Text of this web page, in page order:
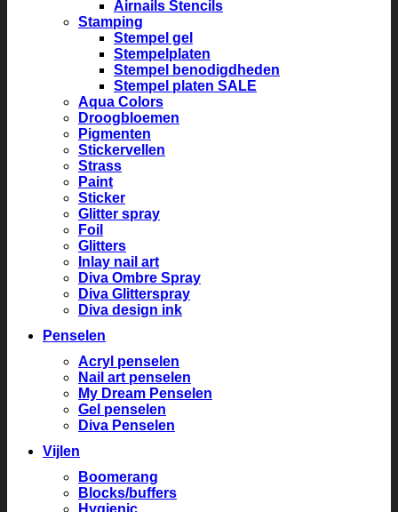
Airnails Stencils
Stamping
Stempel gel
Stempelplaten
Stempel benodigdheden
Stempel platen SALE
Aqua Colors
Droogbloemen
Pigmenten
Stickervellen
Strass
Paint
Sticker
Glitter spray
Foil
Glitters
Inlay nail art
Diva Ombre Spray
Diva Glitterspray
Diva design ink
Penselen
Acryl penselen
Nail art penselen
My Dream Penselen
Gel penselen
Diva Penselen
Vijlen
Boomerang
Blocks/buffers
Hygienic